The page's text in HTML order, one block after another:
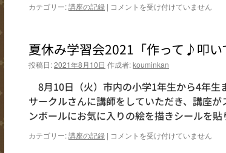
し
カテゴリー:講座の記録 | 表
ク
シ
ョ
ッ
プ
始
ま
ま
コメントを受け付けていません
夏休み学習会2021「作って♪叩い
投稿日:2021年8月10日 作成者:kouminkan
8月10日（火）市内の小学1年生から4年生
サークルさんに講師をしていただき、講座
ンボールにお気に入りの絵を描きシールを
カテゴリー:講座の記録 | 夏
コメントを受け付けていません